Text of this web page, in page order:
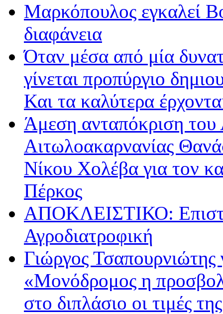
Μαρκόπουλος εγκαλεί
διαφάνεια
Όταν μέσα από μία
γίνεται προπύργιο
Και τα καλύτερα
Άμεση ανταπόκριση του
Αιτωλοακαρνανίας
Νίκου Χολέβα για τον
Πέρκος
ΑΠΟΚΛΕΙΣΤΙΚΟ:
Αγροδιατροφική
Γιώργος
«Μονόδρομος η
στο διπλάσιο οι τιμές